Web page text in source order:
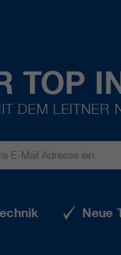
TOP
DEM LEITNER
Neue